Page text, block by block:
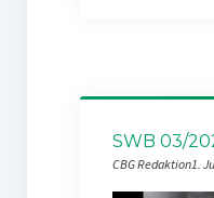
SWB 03/
CBG Redaktion1.